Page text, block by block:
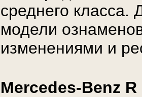
среднего класса.
модели
изменениями и
Mercedes-Benz R